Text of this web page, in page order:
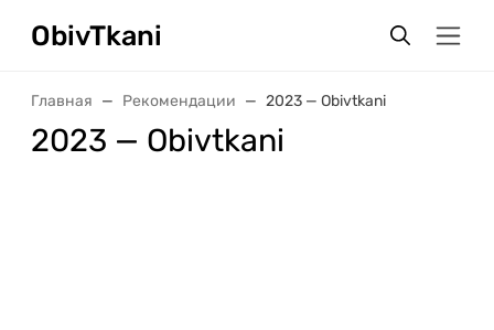
ObivTkani
Главная Рекомендации 2023 — Obivtkani
2023 — Obivtkani